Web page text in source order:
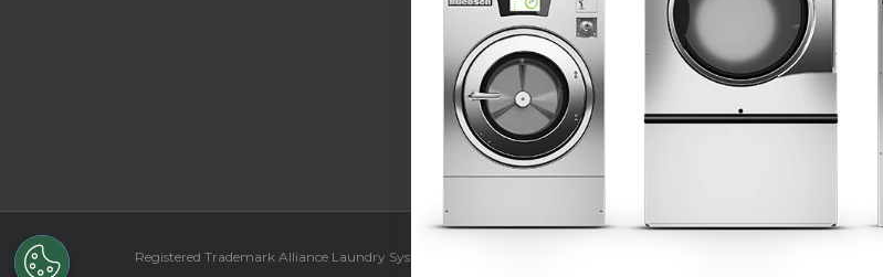
支援
技術文獻
洗衣設計
Registered Trademark Alliance Laundry Systems LLC ©